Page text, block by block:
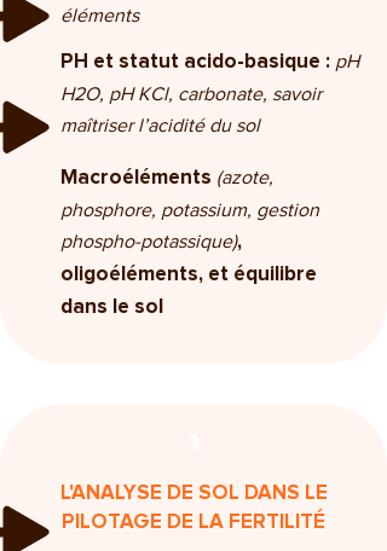
éléments
PH et statut acido-basique : pH
H2O, pH KCl, carbonate, savoir
maîtriser l’acidité du sol
Macroéléments (azote,
phosphore, potassium, gestion
phospho-potassique),
oligoéléments, et équilibre
dans le sol
L'ANALYSE DE SOL DANS LE
PILOTAGE DE LA FERTILITÉ